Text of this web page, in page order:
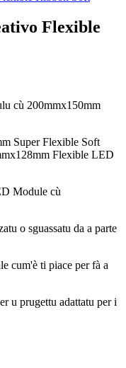
Flexible
cù 200mmx150mm
Super Flexible Soft
Flexible LED
Module cù
o sguassatu da a parte
cum'è ti piace per fà a
u prugettu adattatu per i